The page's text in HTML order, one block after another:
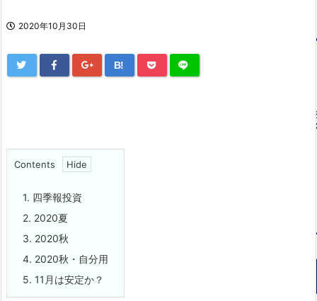
2020年10月30日
B!
Contents
1. 四季報投資
2. 2020夏
3. 2020秋
4. 2020秋・自分用
5. 11月は安定か？